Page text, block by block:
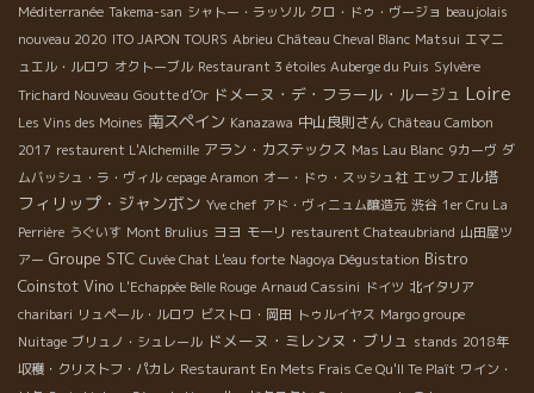
Méditerranée Takema-san シャトー・ラッソル クロ・ドゥ・ヴージョ beaujolais
nouveau 2020 ITO JAPON TOURS Abrieu Château Cheval Blanc Matsui エマニ
ュエル・ルロワ オクトーブル Restaurant 3 étoiles Auberge du Puis Sylvère
Trichard Nouveau Goutte d’Or ドメーヌ・デ・フラール・ルージュ Loire
Les Vins des Moines 南スペイン Kanazawa 中山良則さん Château Cambon
2017 restaurent L'Alchemille アラン・カステックス Mas Lau Blanc 9カーヴ ダ
ムバッシュ・ラ・ヴィル cepage Aramon オー・ドゥ・スッシュ社 エッフェル塔
フィリップ・ジャンボン Yve chef アド・ヴィニュム醸造元 渋谷 1er Cru La
Perrière うぐいす Mont Brulius ヨヨ モーリ restaurent Chateaubriand 山田屋ツ
アー Groupe STC Cuvée Chat L'eau forte Nagoya Dégustation Bistro
Coinstot Vino L'Echappée Belle Rouge Arnaud Cassini ドイツ 北イタリア
charibari リュペール・ルロワ ビストロ・岡田 トゥルイヤス Margo groupe
Nuitage ブリュノ・シュレール ドメーヌ・ミレンヌ・ブリュ stands 2018年
収穫・クリストフ・パカレ Restaurant En Mets Frais Ce Qu'Il Te Plaît ワイン・